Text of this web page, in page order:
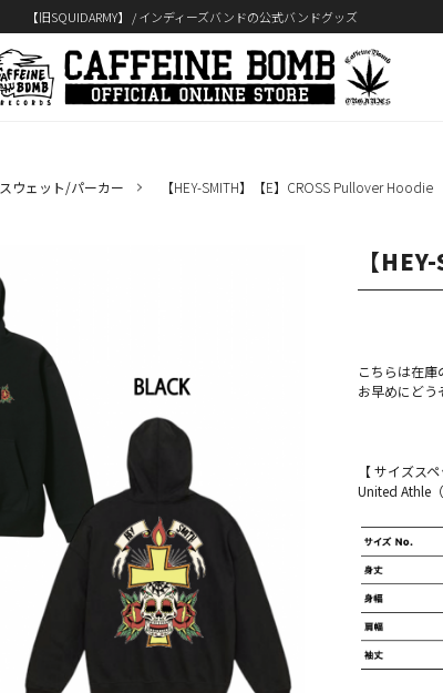
【旧SQUIDARMY】 / インディーズバンドの公式バンドグッズ
スウェット/パーカー 【HEY-SMITH】【E】CROSS Pullover Hoodie
【
こちらは在庫
お早めにどう
【 サイズスペ
United Athle（